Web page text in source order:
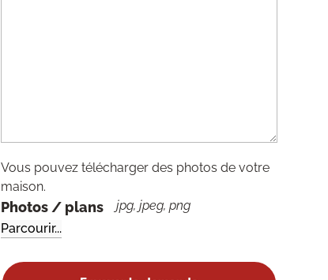
Vous pouvez télécharger des photos de votre
maison.
Photos / plans jpg, jpeg, png